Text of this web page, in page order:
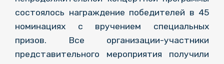
состоялось награждение победителей в 45
номинациях с вручением специальных
призов. Все организации-участники
представительного мероприятия получили